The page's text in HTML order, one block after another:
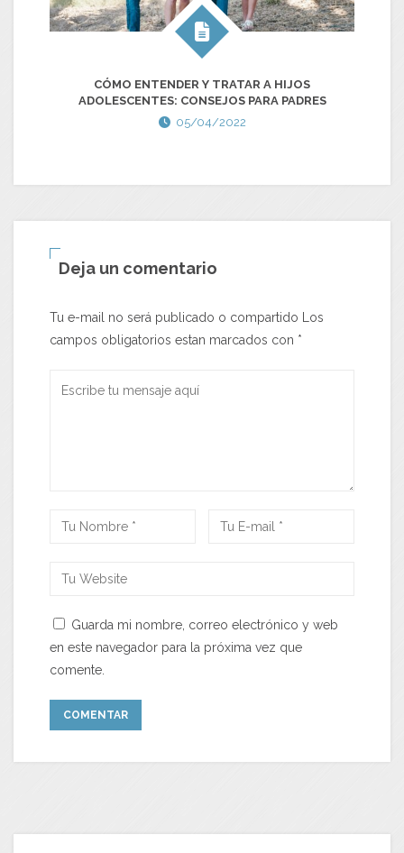
CÓMO ENTENDER Y TRATAR A HIJOS
ADOLESCENTES: CONSEJOS PARA PADRES
05/04/2022
Deja un comentario
Tu e-mail no será publicado o compartido Los
campos obligatorios estan marcados con *
Guarda mi nombre, correo electrónico y web
en este navegador para la próxima vez que
comente.